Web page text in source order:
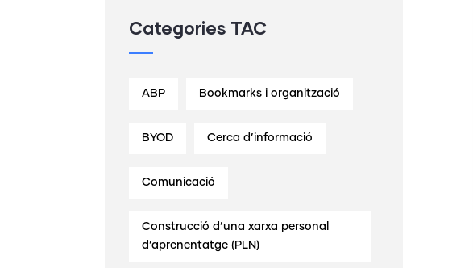
Categories TAC
ABP Bookmarks i organització
BYOD Cerca d’informació
Comunicació
Construcció d’una xarxa personal
d’aprenentatge (PLN)